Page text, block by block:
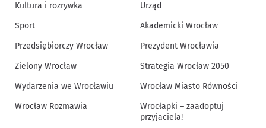
Kultura i rozrywka
Sport
Przedsiębiorczy Wrocław
Zielony Wrocław
Wydarzenia we Wrocławiu
Wrocław Rozmawia
Urząd
Akademicki Wrocław
Prezydent Wrocławia
Strategia Wrocław 2050
Wrocław Miasto Równości
Wrocłapki – zaadoptuj
przyjaciela!